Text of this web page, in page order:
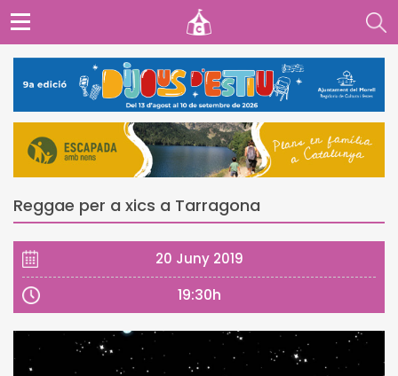
Reggae per a xics a Tarragona
20 Juny 2019
19:30h